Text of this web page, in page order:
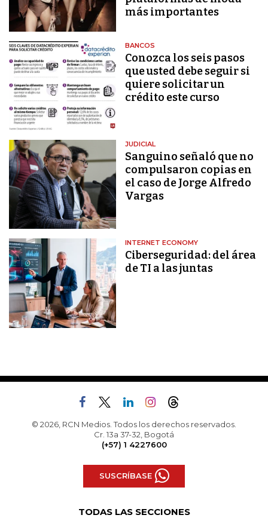
más importantes
BANCOS
Conozca los seis pasos
que usted debe seguir si
quiere solicitar un
crédito este curso
JUDICIAL
Sanguino señaló que no
compulsaron copias en
el caso de Jorge Alfredo
Vargas
INTERNET ECONOMY
Ciberseguridad: del área
de TI a las juntas
© 2026, RCN Medios. Todos los derechos reservados.
Cr. 13a 37-32, Bogotá
(+57) 1 4227600
SUSCRÍBASE
TODAS LAS SECCIONES